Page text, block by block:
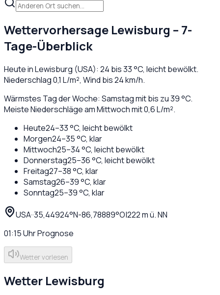
Wettervorhersage Lewisburg – 7-
Tage-Überblick
Heute inLewisburg (USA): 24 bis33°C, leicht bewölkt.
Niederschlag0,1 L/m², Wind bis24km/h.
Wärmstes Tag der Woche: Samstag mit bis zu 39 °C.
Meiste Niederschläge am Mittwoch mit 0,6 L/m².
Heute24–33°C, leicht bewölkt
Morgen24–35°C, klar
Mittwoch25–34°C, leicht bewölkt
Donnerstag25–36°C, leicht bewölkt
Freitag27–38°C, klar
Samstag26–39°C, klar
Sonntag25–39°C, klar
USA··35,44924°N-86,78889°O|222m ü. NN
01:15UhrPrognose
Wetter vorlesen
Wetter Lewisburg